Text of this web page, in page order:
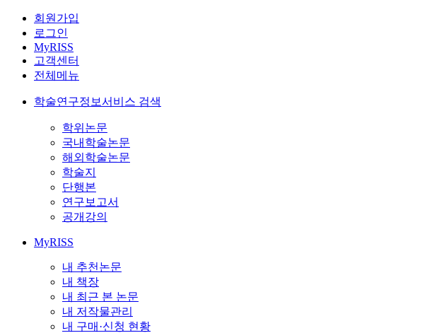
회원가입
로그인
MyRISS
고객센터
전체메뉴
학술연구정보서비스 검색
학위논문
국내학술논문
해외학술논문
학술지
단행본
연구보고서
공개강의
MyRISS
내 추천논문
내 책장
내 최근 본 논문
내 저작물관리
내 구매·신청 현황